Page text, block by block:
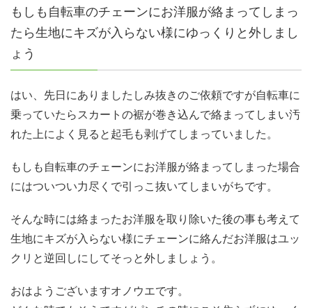
もしも自転車のチェーンにお洋服が絡まってしまっ
たら生地にキズが入らない様にゆっくりと外しまし
ょう
はい、先日にありましたしみ抜きのご依頼ですが自転車に
乗っていたらスカートの裾が巻き込んで絡まってしまい汚
れた上によく見ると起毛も剥げてしまっていました。
もしも自転車のチェーンにお洋服が絡まってしまった場合
にはついつい力尽くで引っこ抜いてしまいがちです。
そんな時には絡まったお洋服を取り除いた後の事も考えて
生地にキズが入らない様にチェーンに絡んだお洋服はユッ
クリと逆回しにしてそっと外しましょう。
おはようございますオノウエです。